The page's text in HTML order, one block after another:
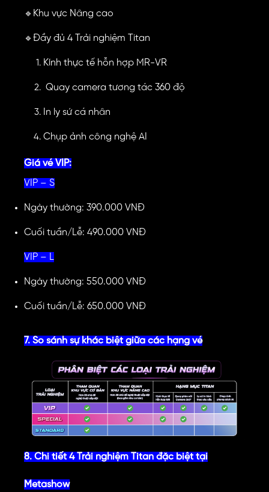
🔹 Khu vực Nâng cao
🔹Đầy đủ 4 Trải nghiệm Titan
Kính thực tế hỗn hợp MR-VR
Quay camera tương tác 360 độ
In ly sứ cá nhân
Chụp ảnh công nghệ AI
Giá vé VIP:
VIP – S
Ngày thường: 390.000 VNĐ
Cuối tuần/Lễ: 490.000 VNĐ
VIP – L
Ngày thường: 550.000 VNĐ
Cuối tuần/Lễ: 650.000 VNĐ
7. So sánh sự khác biệt giữa các hạng vé
8. Chi tiết 4 Trải nghiệm Titan đặc biệt tại
Metashow